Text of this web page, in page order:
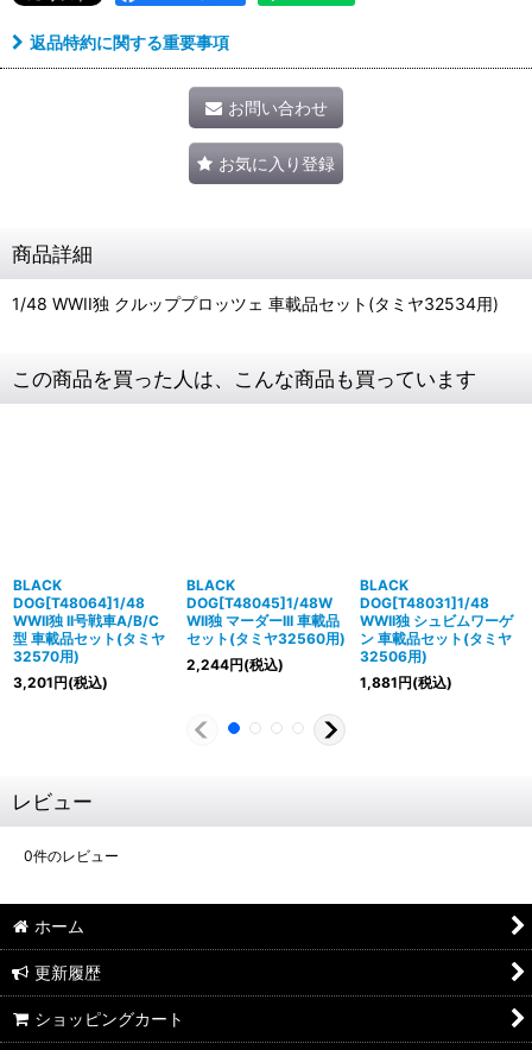
返品特約に関する重要事項
お問い合わせ
お気に入り登録
商品詳細
1/48 WWII独 クルッププロッツェ 車載品セット(タミヤ32534用)
この商品を買った人は、こんな商品も買っています
BLACK
DOG[T48064]1/48
WWII独 II号戦車A/B/C
型 車載品セット(タミヤ
32570用)
3,201円(税込)
BLACK
DOG[T48045]1/48W
WII独 マーダーIII 車載品
セット(タミヤ32560用)
2,244円(税込)
BLACK
DOG[T48031]1/48
WWII独 シュビムワーゲ
ン 車載品セット(タミヤ
32506用)
1,881円(税込)
レビュー
0件のレビュー
ホーム
更新履歴
ショッピングカート